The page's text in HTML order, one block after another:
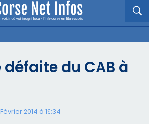
défaite du CAB à
2014 à 19:34